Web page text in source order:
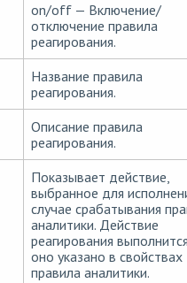
on/off — Включение/
отключение правила
реагирования.
Название правила
реагирования.
Описание правила
реагирования.
Показывает действие,
выбранное для
случае срабатывания
аналитики. Действие
реагирования
оно указано в свойствах
правила аналитики.